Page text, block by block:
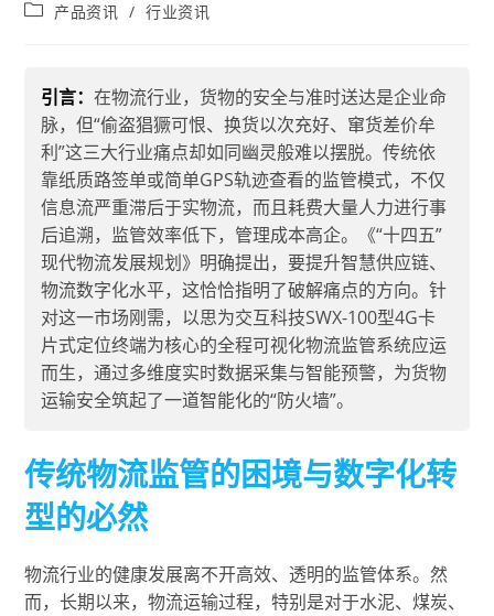
产品资讯 / 行业资讯
引言：在物流行业，货物的安全与准时送达是企业命
脉，但“偷盗猖獗可恨、换货以次充好、窜货差价牟
利”这三大行业痛点却如同幽灵般难以摆脱。传统依
靠纸质路签单或简单GPS轨迹查看的监管模式，不仅
信息流严重滞后于实物流，而且耗费大量人力进行事
后追溯，监管效率低下，管理成本高企。《“十四五”
现代物流发展规划》明确提出，要提升智慧供应链、
物流数字化水平，这恰恰指明了破解痛点的方向。针
对这一市场刚需，以思为交互科技SWX-100型4G卡
片式定位终端为核心的全程可视化物流监管系统应运
而生，通过多维度实时数据采集与智能预警，为货物
运输安全筑起了一道智能化的“防火墙”。
传统物流监管的困境与数字化转
型的必然
物流行业的健康发展离不开高效、透明的监管体系。然
而，长期以来，物流运输过程，特别是对于水泥、煤炭、